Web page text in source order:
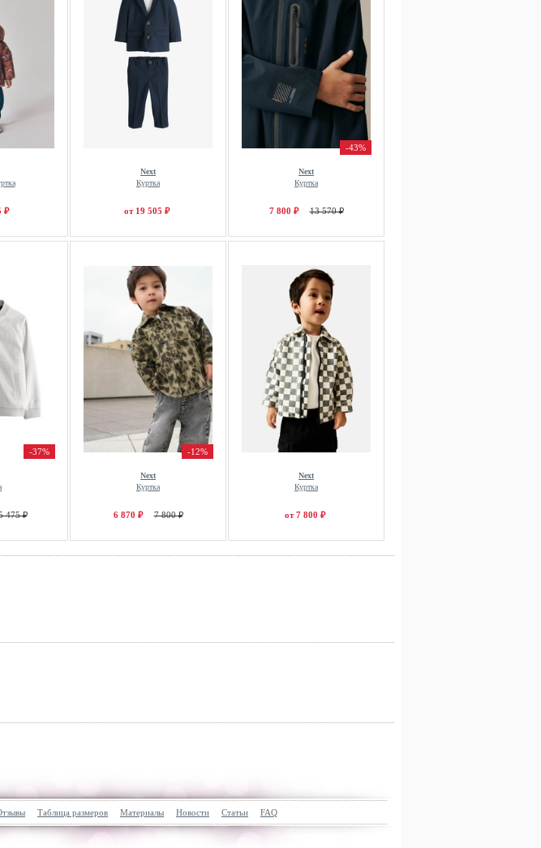
₽
Next
Куртка
от 19 505 ₽
-43%
Next
Куртка
7 800 ₽ 13 570 ₽
-37%
475 ₽
-12%
Next
Куртка
6 870 ₽ 7 800 ₽
Next
Куртка
от 7 800 ₽
Таблица размеров Материалы Новости Статьи FAQ